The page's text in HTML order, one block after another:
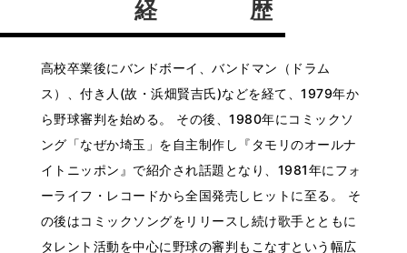
経 歴
高校卒業後にバンドボーイ、バンドマン（ドラム
ス）、付き人(故・浜畑賢吉氏)などを経て、1979年か
ら野球審判を始める。 その後、1980年にコミックソ
ング「なぜか埼玉」を自主制作し『タモリのオールナ
イトニッポン』で紹介され話題となり、1981年にフォ
ーライフ・レコードから全国発売しヒットに至る。 そ
の後はコミックソングをリリースし続け歌手とともに
タレント活動を中心に野球の審判もこなすという幅広